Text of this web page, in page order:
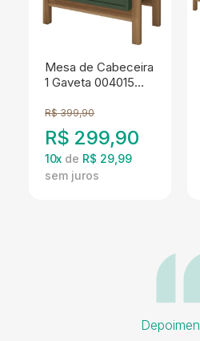
Mesa de Cabeceira
1 Gaveta 004015
R$ 399,90
R$ 299,90
10x de R$ 29,99